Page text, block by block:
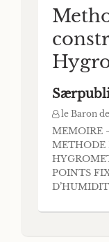
le Baron
MEMOIRE
METHODE
POINTS
SOCIETE